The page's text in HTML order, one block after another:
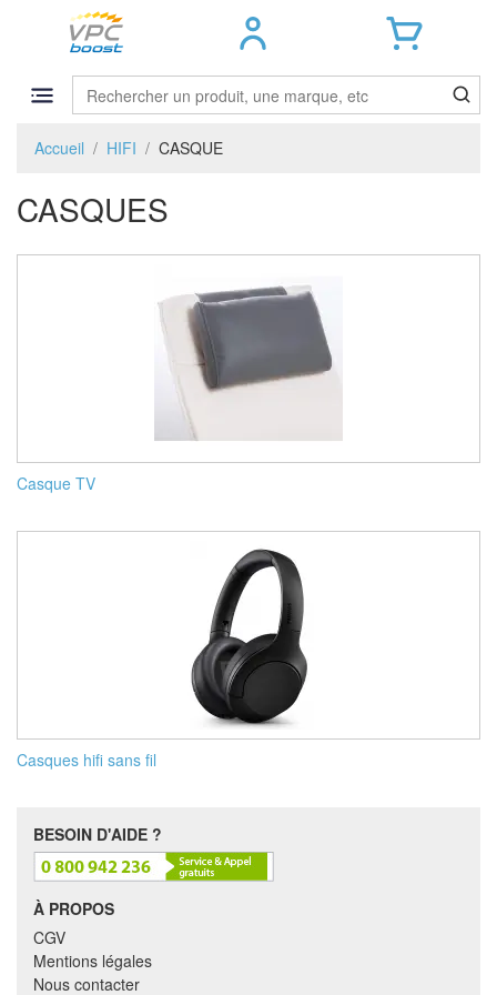
Accueil HIFI CASQUE
CASQUES
Casque TV
Casques hifi sans fil
BESOIN D'AIDE ?
À PROPOS
CGV
Mentions légales
Nous contacter